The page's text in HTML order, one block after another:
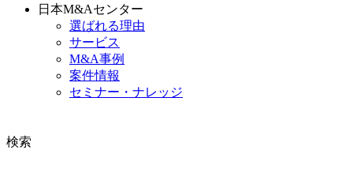
日本M&Aセンター
選ばれる理由
サービス
M&A事例
案件情報
セミナー・ナレッジ
検索